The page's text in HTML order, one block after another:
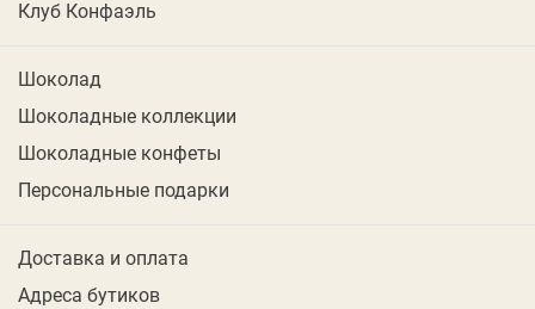
Клуб Конфаэль
Шоколад
Шоколадные коллекции
Шоколадные конфеты
Персональные подарки
Доставка и оплата
Адреса бутиков